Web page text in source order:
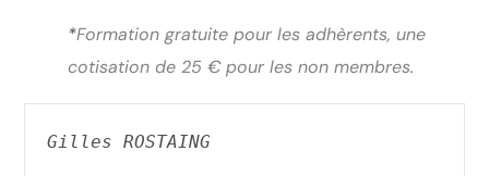
*Formation gratuite pour les adhèrents, une
cotisation de 25 € pour les non membres.
Gilles ROSTAING